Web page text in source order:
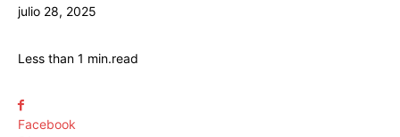
julio 28, 2025
Less than 1 min.read
Facebook